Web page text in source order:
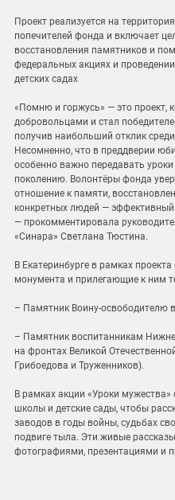
Проект реализуется на
попечителей фонда и включает
восстановления памятников и
федеральных акциях и
детских садах
«Помню и горжусь» — это проект,
добровольцами и стал
получив наибольший отклик
Несомненно, что в преддверии
особенно важно передавать
поколению. Волонтёры фонда
отношение к памяти,
конкретных людей —
— прокомментировала
«Синара» Светлана Тюстина.
В Екатеринбурге в рамках
монумента и прилегающие к ним
– Памятник Воину-освободителю
– Памятник воспитанникам
на фронтах Великой
Грибоедова и Труженников).
В рамках акции «Уроки
школы и детские сады, чтобы
заводов в годы войны, судьбах
подвиге тыла. Эти живые
фотографиями, презентациями и